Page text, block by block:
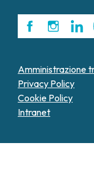
Amministrazione
Privacy Policy
Cookie Policy
Intranet